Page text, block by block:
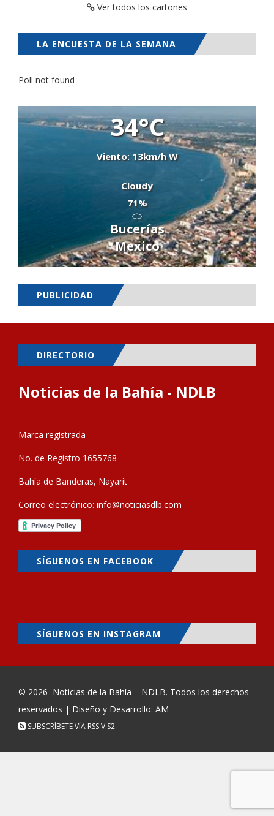
Ver todos los cartones
LA ENCUESTA DE LA SEMANA
Poll not found
34°C
Viento: 13km/h W
Cloudy
71%
Bucerías
Mexico
PUBLICIDAD
DIRECTORIO
Noticias de la Bahía - NDLB
Marca registrada
No. de Registro 1655768
Bahía de Banderas, Nayarit
Correo electrónico: info@noticiasdlb.com
SÍGUENOS EN FACEBOOK
SÍGUENOS EN INSTAGRAM
© 2026 Noticias de la Bahía – NDLB. Todos los derechos
reservados | Diseño y Desarrollo: AM
SUBSCRÍBETE VÍA RSSV.S2